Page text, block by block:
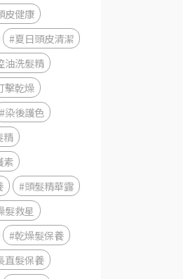
皮健康
#夏日頭皮清潔
油洗髮精
擊乾燥
#染後護色
精
素
#頭髮精華露
髮救星
#乾燥髮保養
直髮保養